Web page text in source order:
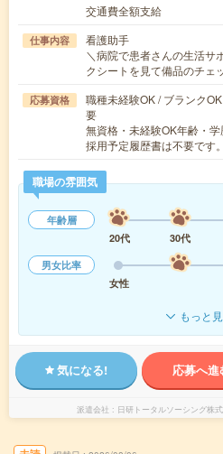
交通費全額支給
仕事内容
看護助手
＼病院で患者さんの生活サ
クシートを見て備品のチ
応募資格
職種未経験OK / ブランク
要
無資格・未経験OK年齢・
採用予定履歴書は不要です
職場の雰囲気
年齢層
20代
30代
男女比率
女性
もっと
気になる! 応募へ進
派遣会社 日研トータルソーシング株